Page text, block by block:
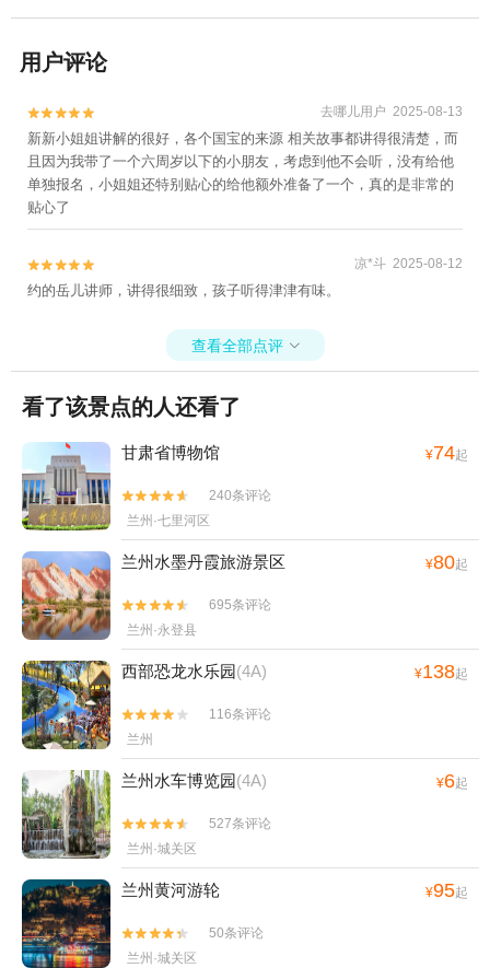
用户评论

 去哪儿用户 2025-08-13
新新小姐姐讲解的很好，各个国宝的来源 相关故事都讲得很清楚，而
且因为我带了一个六周岁以下的小朋友，考虑到他不会听，没有给他
单独报名，小姐姐还特别贴心的给他额外准备了一个，真的是非常的
贴心了

 凉*斗 2025-08-12
约的岳儿讲师，讲得很细致，孩子听得津津有味。
查看全部点评 
看了该景点的人还看了
甘肃省博物馆 ¥74起


240条评论
兰州·七里河区
兰州水墨丹霞旅游景区 ¥80起


695条评论
兰州·永登县
西部恐龙水乐园(4A) ¥138起


116条评论
兰州
兰州水车博览园(4A) ¥6起


527条评论
兰州·城关区
兰州黄河游轮 ¥95起


50条评论
兰州·城关区